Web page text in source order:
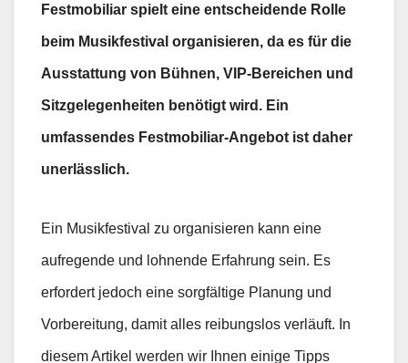
Festmobiliar spielt eine entscheidende Rolle
beim Musikfestival organisieren, da es für die
Ausstattung von Bühnen, VIP-Bereichen und
Sitzgelegenheiten benötigt wird. Ein
umfassendes Festmobiliar-Angebot ist daher
unerlässlich.
Ein Musikfestival zu organisieren kann eine
aufregende und lohnende Erfahrung sein. Es
erfordert jedoch eine sorgfältige Planung und
Vorbereitung, damit alles reibungslos verläuft. In
diesem Artikel werden wir Ihnen einige Tipps